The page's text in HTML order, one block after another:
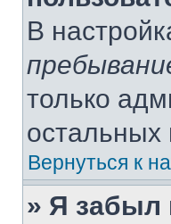
В
только
остальных
Вернуться к
» Я забыл